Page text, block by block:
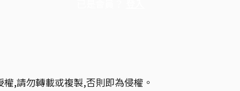
,請勿轉載或複製,否則即為侵權。